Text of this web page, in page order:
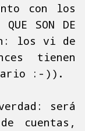
con los
SON DE
los vi de
tienen
:-)).
será
cuentas,